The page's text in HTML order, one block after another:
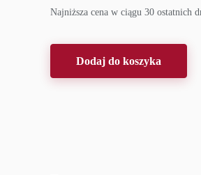
Najniższa cena w ciągu 30 ostatnich
Dodaj do koszyka